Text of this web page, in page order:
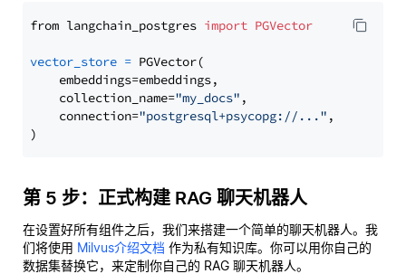
from langchain_postgres import PGVector
vector_store = PGVector(
    embeddings=embeddings,
    collection_name=
"my_docs" ,
    connection=
"postgresql+psycopg://..." ,
第 5 步：正式构建 RAG 聊天机器人
在设置好所有组件之后，我们来搭建一个简单的聊天机器人。我
们将使用 Milvus介绍文档 作为私有知识库。你可以用你自己的
数据集替换它，来定制你自己的 RAG 聊天机器人。